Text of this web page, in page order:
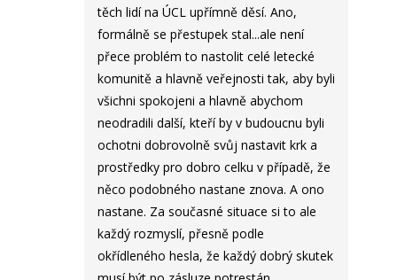
těch lidí na ÚCL upřímně děsí. Ano,
formálně se přestupek stal...ale není
přece problém to nastolit celé letecké
komunitě a hlavně veřejnosti tak, aby byli
všichni spokojeni a hlavně abychom
neodradili další, kteří by v budoucnu byli
ochotni dobrovolně svůj nastavit krk a
prostředky pro dobro celku v případě, že
něco podobného nastane znova. A ono
nastane. Za současné situace si to ale
každý rozmyslí, přesně podle
okřídleného hesla, že každý dobrý skutek